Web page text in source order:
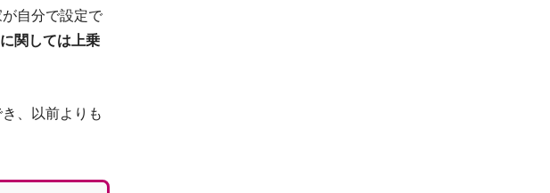
リニックで働いて感じた日本との大きな違い
自分で設定で
関しては上乗
、以前よりも